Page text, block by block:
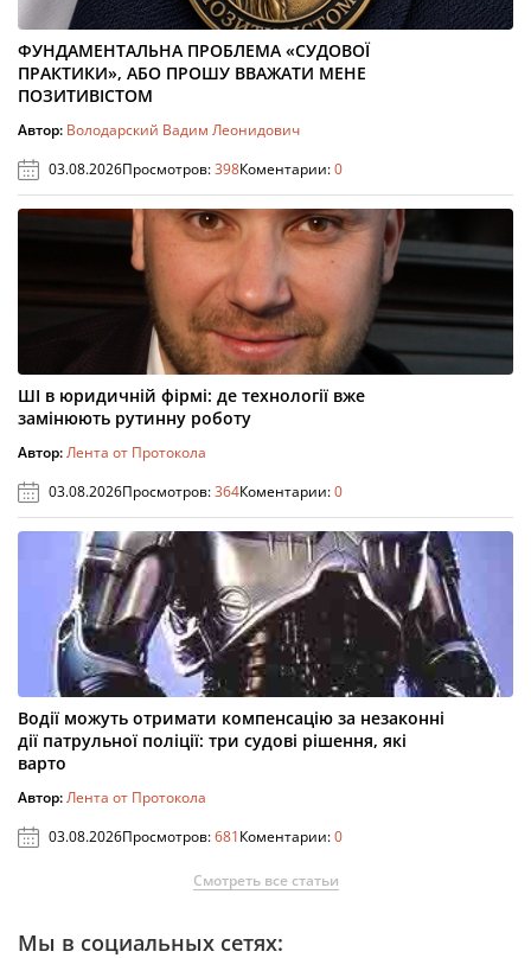
ФУНДАМЕНТАЛЬНА ПРОБЛЕМА «СУДОВОЇ
ПРАКТИКИ», АБО ПРОШУ ВВАЖАТИ МЕНЕ
ПОЗИТИВІСТОМ
Автор: Володарский Вадим Леонидович
03.08.2026Просмотров:398Коментарии:0
ШІ в юридичній фірмі: де технології вже
замінюють рутинну роботу
Автор:Лента от Протокола
03.08.2026Просмотров:364Коментарии:0
Водії можуть отримати компенсацію за незаконні
дії патрульної поліції: три судові рішення, які
варто
Автор:Лента от Протокола
03.08.2026Просмотров:681Коментарии:0
Смотреть все статьи
Мы в социальных сетях: